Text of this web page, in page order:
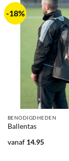
-18%
BENODIGDHEDEN
Ballentas
vanaf 14.95